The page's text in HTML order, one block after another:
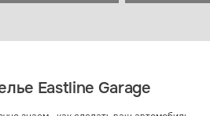
Eastline Garage